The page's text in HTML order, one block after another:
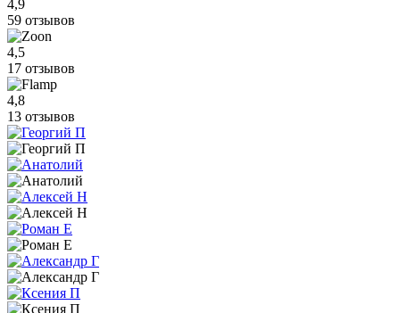
4,9
59 отзывов
4,5
17 отзывов
4,8
13 отзывов